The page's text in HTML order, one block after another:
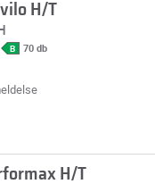
H/T
B 70 db
H/T